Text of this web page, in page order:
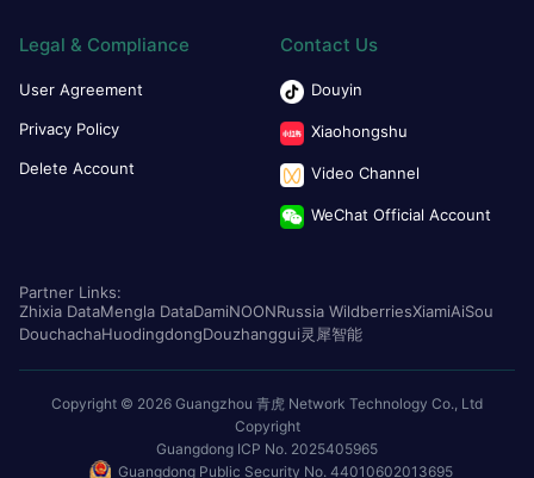
Legal & Compliance
User Agreement
Privacy Policy
Delete Account
Contact Us
Douyin
Xiaohongshu
Video Channel
WeChat Official Account
Partner Links:
Zhixia DataMengla DataDamiNOONRussia WildberriesXiamiAiSou
DouchachaHuodingdongDouzhanggui灵犀智能
Copyright © 2026 Guangzhou 青虎 Network Technology Co., Ltd
Copyright
Guangdong ICP No. 2025405965
Guangdong Public Security No. 44010602013695